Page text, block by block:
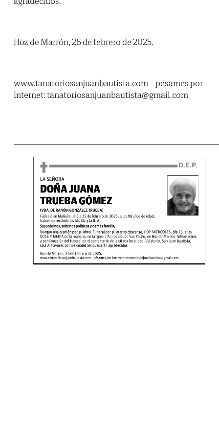
Hoz de Marrón, 26 de febrero de 2025.
www.tanatoriosanjuanbautista.com – pésames por
Internet: tanatoriosanjuanbautista@gmail.com